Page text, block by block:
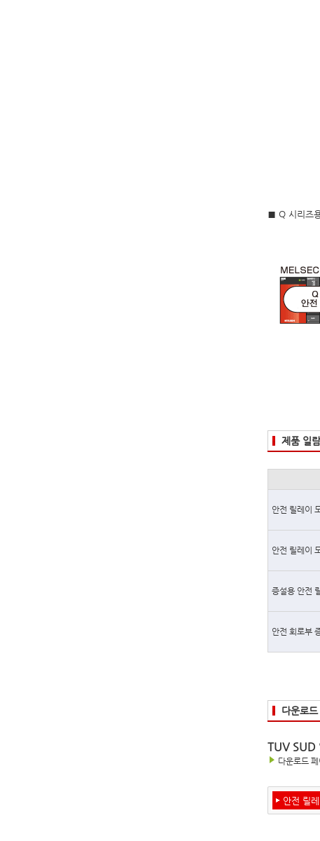
■ Q 시리즈
제품 일람
안전 릴레이
안전 릴레이
증설용 안전
안전 회로부
다운로드
TUV SUD
다운로드 페
안전 릴